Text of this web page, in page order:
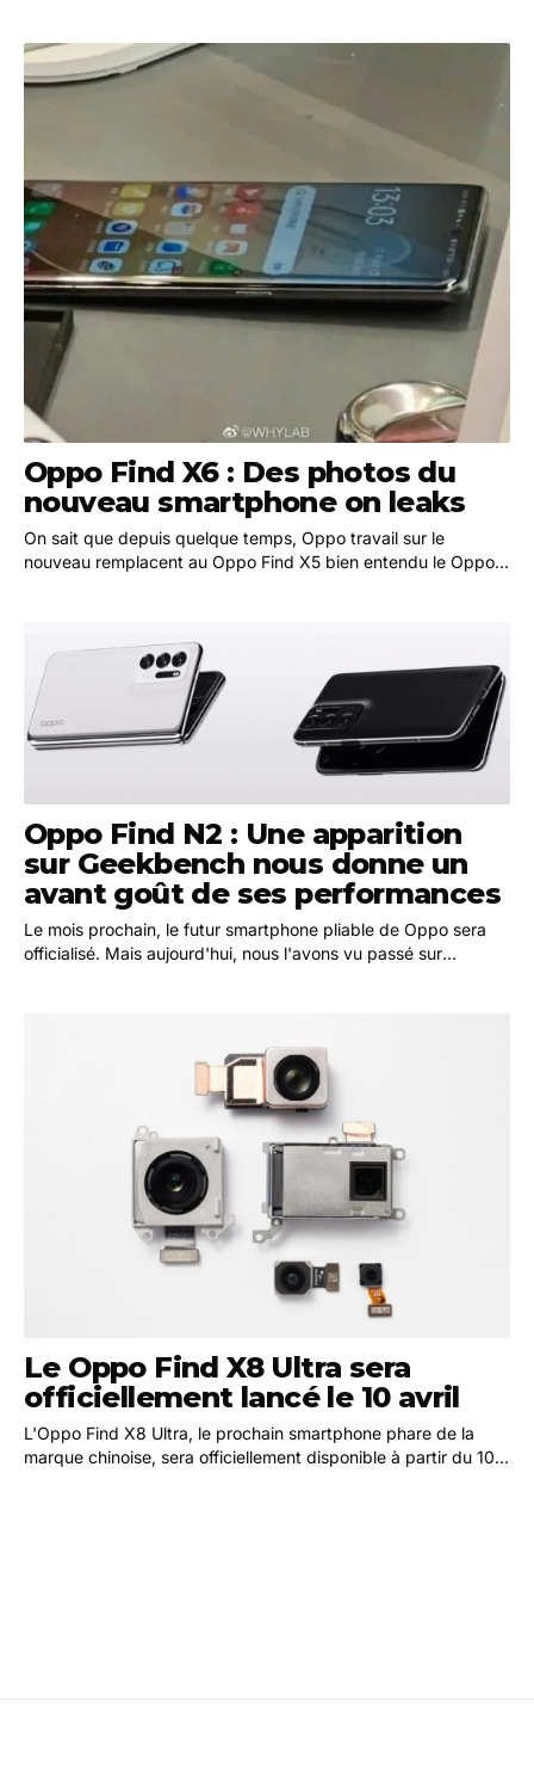
Oppo Find X6 : Des photos du
nouveau smartphone on leaks
On sait que depuis quelque temps, Oppo travail sur le
nouveau remplacent au Oppo Find X5 bien entendu le Oppo
Oppo Find N2 : Une apparition
sur Geekbench nous donne un
avant goût de ses performances
Le mois prochain, le futur smartphone pliable de Oppo sera
officialisé. Mais aujourd'hui, nous l'avons vu passé sur
Le Oppo Find X8 Ultra sera
officiellement lancé le 10 avril
L'Oppo Find X8 Ultra, le prochain smartphone phare de la
marque chinoise, sera officiellement disponible à partir du 10